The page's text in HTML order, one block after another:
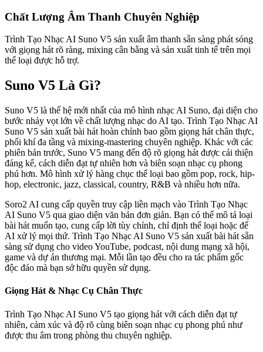
Chất Lượng Âm Thanh Chuyên Nghiệp
Trình Tạo Nhạc AI Suno V5 sản xuất âm thanh sẵn sàng phát sóng
với giọng hát rõ ràng, mixing cân bằng và sản xuất tinh tế trên mọi
thể loại được hỗ trợ.
Suno V5 Là Gì?
Suno V5 là thế hệ mới nhất của mô hình nhạc AI Suno, đại diện cho
bước nhảy vọt lớn về chất lượng nhạc do AI tạo. Trình Tạo Nhạc AI
Suno V5 sản xuất bài hát hoàn chỉnh bao gồm giọng hát chân thực,
phối khí đa tầng và mixing-mastering chuyên nghiệp. Khác với các
phiên bản trước, Suno V5 mang đến độ rõ giọng hát được cải thiện
đáng kể, cách diễn đạt tự nhiên hơn và biên soạn nhạc cụ phong
phú hơn. Mô hình xử lý hàng chục thể loại bao gồm pop, rock, hip-
hop, electronic, jazz, classical, country, R&B và nhiều hơn nữa.
Soro2 AI cung cấp quyền truy cập liền mạch vào Trình Tạo Nhạc
AI Suno V5 qua giao diện văn bản đơn giản. Bạn có thể mô tả loại
bài hát muốn tạo, cung cấp lời tùy chỉnh, chỉ định thể loại hoặc để
AI xử lý mọi thứ. Trình Tạo Nhạc AI Suno V5 sản xuất bài hát sẵn
sàng sử dụng cho video YouTube, podcast, nội dung mạng xã hội,
game và dự án thương mại. Mỗi lần tạo đều cho ra tác phẩm gốc
độc đáo mà bạn sở hữu quyền sử dụng.
Giọng Hát & Nhạc Cụ Chân Thực
Trình Tạo Nhạc AI Suno V5 tạo giọng hát với cách diễn đạt tự
nhiên, cảm xúc và độ rõ cùng biên soạn nhạc cụ phong phú như
được thu âm trong phòng thu chuyên nghiệp.